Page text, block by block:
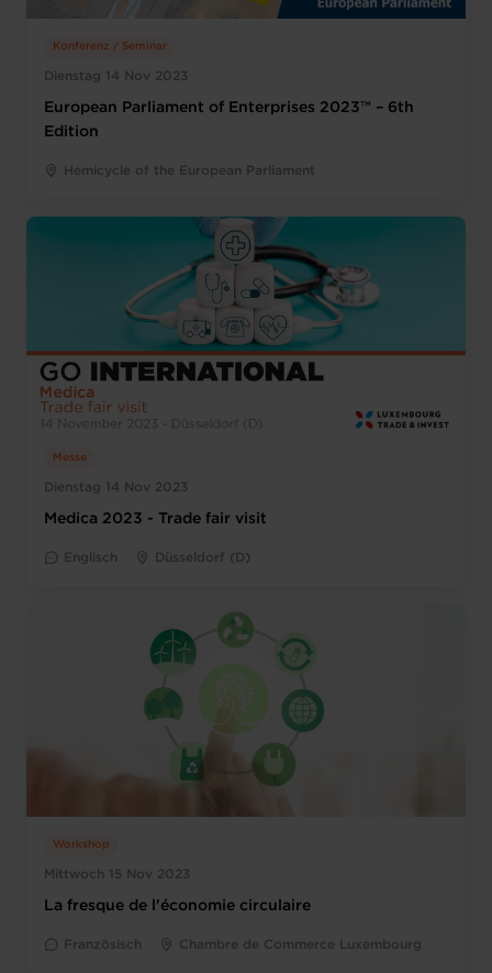
Dienstag 14 Nov 2023
Konferenz / Seminar
European Parliament of Enterprises 2023™ – 6th
Edition
Hemicycle of the European Parliament
Dienstag 14 Nov 2023
Messe
Medica 2023 - Trade fair visit
Englisch Düsseldorf (D)
Mittwoch 15 Nov 2023
Workshop
La fresque de l'économie circulaire
Französisch Chambre de Commerce Luxembourg